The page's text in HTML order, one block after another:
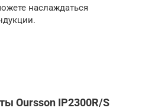
наслаждаться
Oursson IP2300R/S